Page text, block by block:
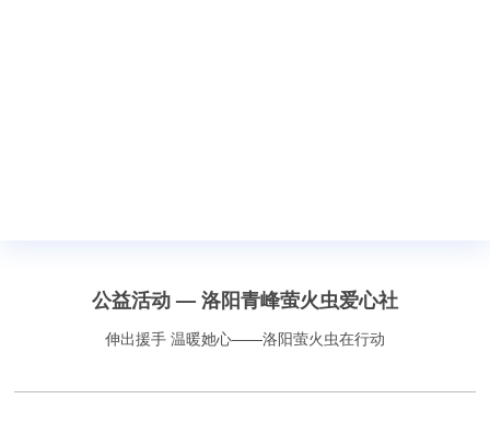
公益活动 — 洛阳青峰萤火虫爱心社
伸出援手 温暖她心——洛阳萤火虫在行动